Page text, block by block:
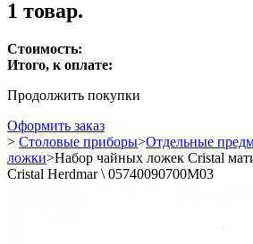
1 товар.
Стоимость:
Итого, к оплате:
Продолжить покупки
Оформить заказ
> Столовые приборы>Отдельные
ложки>Набор чайных ложек Cristal
Cristal Herdmar \ 05740090700M03